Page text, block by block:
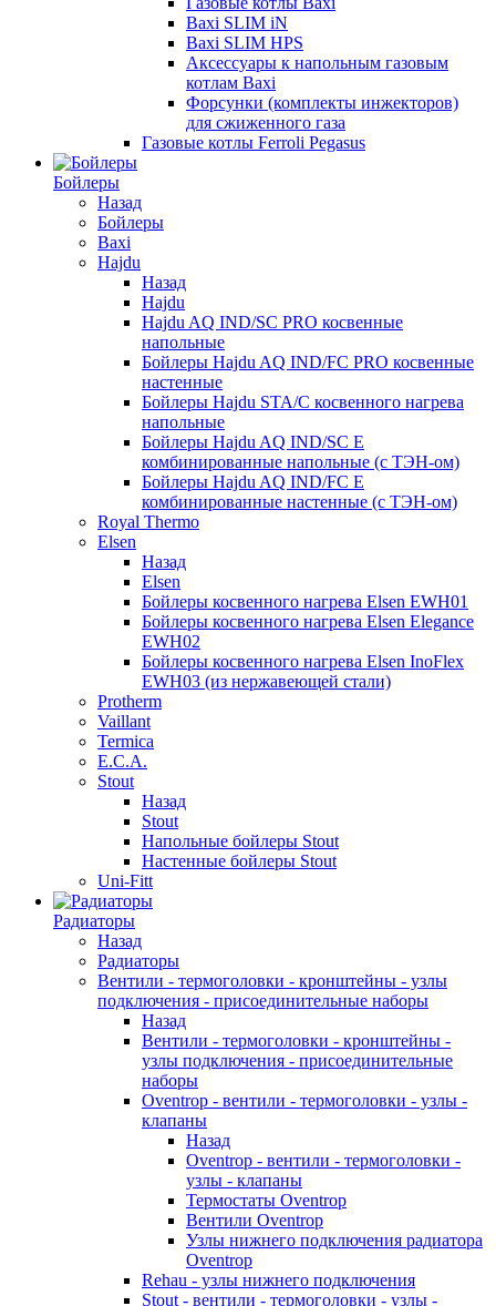
Baxi SLIM iN
Baxi SLIM HPS
Аксессуары к напольным газовым
котлам Baxi
Форсунки (комплекты инжекторов)
для сжиженного газа
Газовые котлы Ferroli Pegasus
Бойлеры
Назад
Бойлеры
Baxi
Hajdu
Назад
Hajdu
Hajdu AQ IND/SC PRO косвенные
напольные
Бойлеры Hajdu AQ IND/FC PRO косвенные
настенные
Бойлеры Hajdu STA/C косвенного нагрева
напольные
Бойлеры Hajdu AQ IND/SC E
комбинированные напольные (с ТЭН-ом)
Бойлеры Hajdu AQ IND/FC E
комбинированные настенные (с ТЭН-ом)
Royal Thermo
Elsen
Назад
Elsen
Бойлеры косвенного нагрева Elsen EWH01
Бойлеры косвенного нагрева Elsen Elegance
EWH02
Бойлеры косвенного нагрева Elsen InoFlex
EWH03 (из нержавеющей стали)
Protherm
Vaillant
Termica
E.C.A.
Stout
Назад
Stout
Напольные бойлеры Stout
Настенные бойлеры Stout
Uni-Fitt
Радиаторы
Назад
Радиаторы
Вентили - термоголовки - кронштейны - узлы
подключения - присоединительные наборы
Назад
Вентили - термоголовки - кронштейны -
узлы подключения - присоединительные
наборы
Oventrop - вентили - термоголовки - узлы -
клапаны
Назад
Oventrop - вентили - термоголовки -
узлы - клапаны
Термостаты Oventrop
Вентили Oventrop
Узлы нижнего подключения радиатора
Oventrop
Rehau - узлы нижнего подключения
Stout - вентили - термоголовки - узлы -